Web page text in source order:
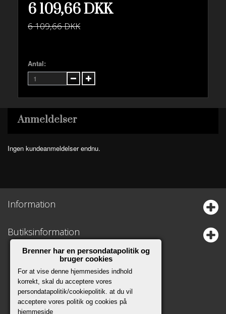
6 109,66 DKK
6 109,66 DKK
Antal:
Anmeldelser
Ingen kundeanmeldelser endnu.
Information
Butiksinformation
Brenner har en persondatapolitik og
bruger cookies
For at vise denne hjemmesides indhold
korrekt, skal du acceptere vores
persondatapolitik/cookiepolitik. at du vil
acceptere vores politik og cookies på
hjemmeside